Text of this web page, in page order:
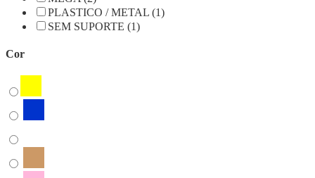
PLASTICO / METAL (1)
SEM SUPORTE (1)
Cor